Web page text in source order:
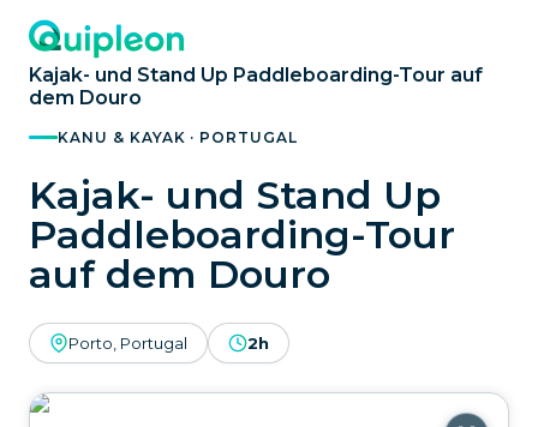
Kajak- und Stand Up Paddleboarding-Tour auf
dem Douro
KANU & KAYAK · PORTUGAL
Kajak- und Stand Up
Paddleboarding-Tour
auf dem Douro
Porto, Portugal 2h